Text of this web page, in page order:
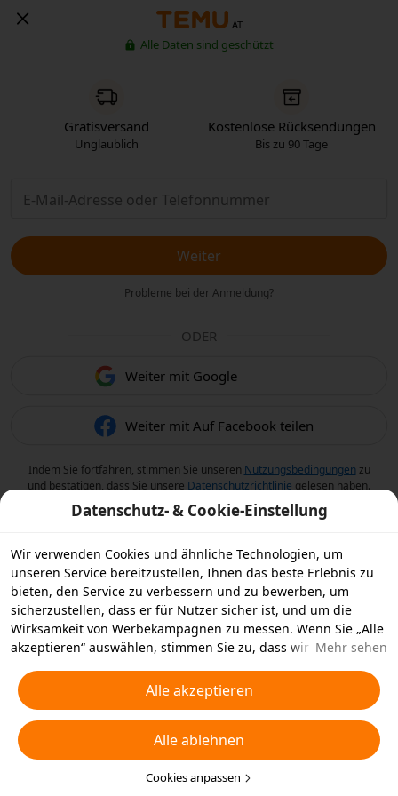
AT
Alle Daten sind geschützt
Gratisversand
Unglaublich
Kostenlose Rücksendungen
Bis zu 90 Tage
Weiter
Probleme bei der Anmeldung?
ODER
Weiter mit Google
Weiter mit Auf Facebook teilen
Indem Sie fortfahren, stimmen Sie unseren Nutzungsbedingungen zu
und bestätigen, dass Sie unsere Datenschutzrichtlinie gelesen haben.
Datenschutz- & Cookie-Einstellung
Wir verwenden Cookies und ähnliche Technologien, um
unseren Service bereitzustellen, Ihnen das beste Erlebnis zu
bieten, den Service zu verbessern und zu bewerben, um
sicherzustellen, dass er für Nutzer sicher ist, und um die
Wirksamkeit von Werbekampagnen zu messen. Wenn Sie „Alle
akzeptieren“ auswählen, stimmen Sie zu, dass wir und die
ähnliche Technologien für Werbezwecke auf Ihrem Gerät
speichern. Alternativ können Sie auch über „Alle ablehnen“
nicht notwendige Cookies ablehnen oder auswählen, welche
Arten von Cookies Sie akzeptieren oder deaktivieren möchten,
indem Sie unten oder jederzeit in Ihren
Datenschutzeinstellungen auf „Cookies anpassen“ klicken.
Mehr sehen
Alle akzeptieren
Alle ablehnen
Cookies anpassen